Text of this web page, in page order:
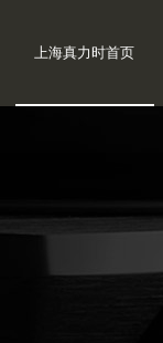
上海真力时首页